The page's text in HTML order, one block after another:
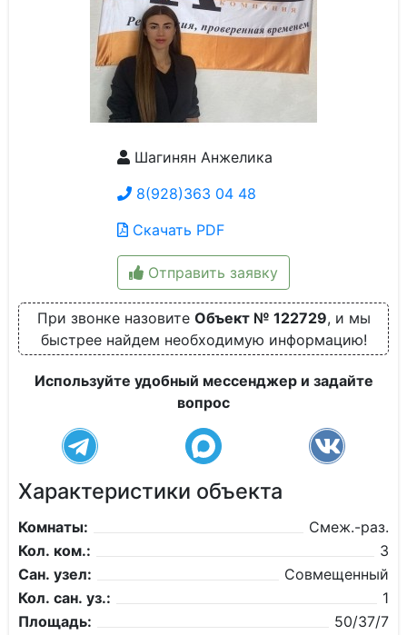
Шагинян Анжелика
8(928)363 04 48
Скачать PDF
Отправить заявку
При звонке назовите Объект № 122729, и мы
быстрее найдем необходимую информацию!
Используйте удобный мессенджер и задайте
вопрос
Характеристики объекта
Комнаты:
Смеж.-раз.
Кол. ком.:
3
Сан. узел:
Совмещенный
Кол. сан. уз.:
1
Площадь:
50/37/7